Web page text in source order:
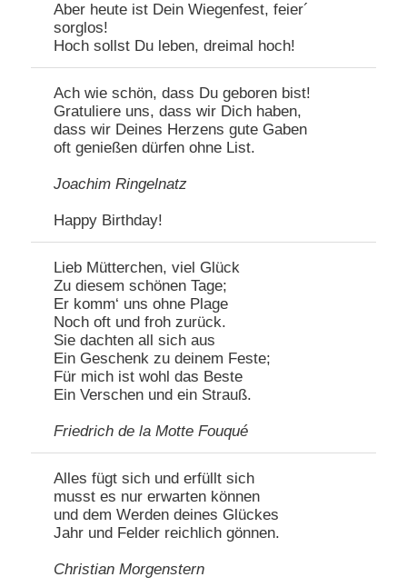
Aber heute ist Dein Wiegenfest, feier´
sorglos!
Hoch sollst Du leben, dreimal hoch!
Ach wie schön, dass Du geboren bist!
Gratuliere uns, dass wir Dich haben,
dass wir Deines Herzens gute Gaben
oft genießen dürfen ohne List.
Joachim Ringelnatz
Happy Birthday!
Lieb Mütterchen, viel Glück
Zu diesem schönen Tage;
Er komm‘ uns ohne Plage
Noch oft und froh zurück.
Sie dachten all sich aus
Ein Geschenk zu deinem Feste;
Für mich ist wohl das Beste
Ein Verschen und ein Strauß.
Friedrich de la Motte Fouqué
Alles fügt sich und erfüllt sich
musst es nur erwarten können
und dem Werden deines Glückes
Jahr und Felder reichlich gönnen.
Christian Morgenstern